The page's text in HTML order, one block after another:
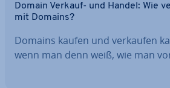
Domain Verkauf- und Handel: Wie
mit Domains?
Domains kaufen und verkaufen
wenn man denn weiß, wie man